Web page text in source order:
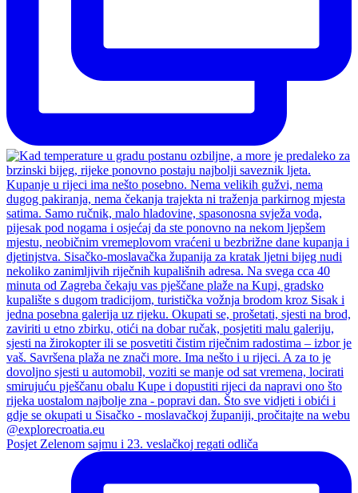
Posjet Zelenom sajmu i 23. veslačkoj regati odliča